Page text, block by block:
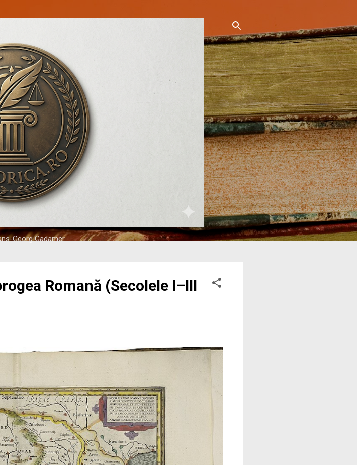
Georg Gadamer
Romană (Secolele I–III